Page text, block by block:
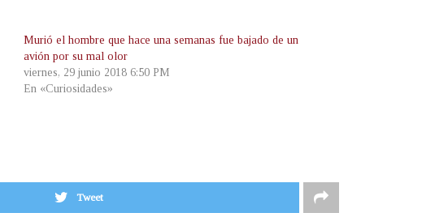
Murió el hombre que hace una semanas fue bajado de un
avión por su mal olor
viernes, 29 junio 2018 6:50 PM
En «Curiosidades»
Tweet